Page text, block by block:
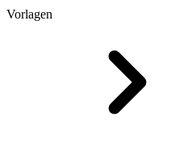
Vorlagen